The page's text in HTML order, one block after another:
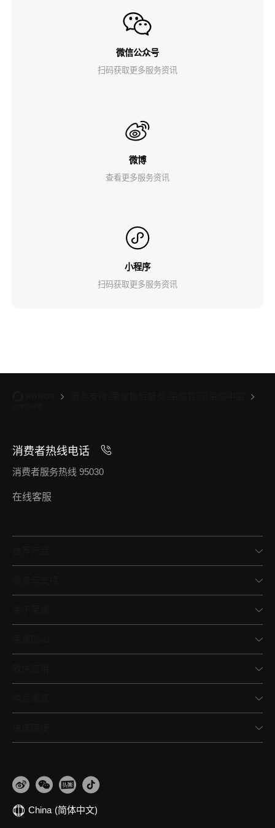
微信公众号
扫码获取更多服务资讯
微博
查看更多服务资讯
小程序
扫码获取更多服务资讯
消费者热线电话
消费者服务热线 95030
在线客服
China (简体中文)